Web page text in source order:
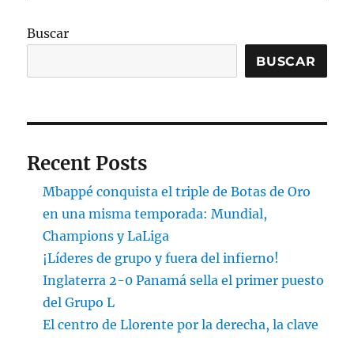
Buscar
BUSCAR
Recent Posts
Mbappé conquista el triple de Botas de Oro
en una misma temporada: Mundial,
Champions y LaLiga
¡Líderes de grupo y fuera del infierno!
Inglaterra 2-0 Panamá sella el primer puesto
del Grupo L
El centro de Llorente por la derecha, la clave